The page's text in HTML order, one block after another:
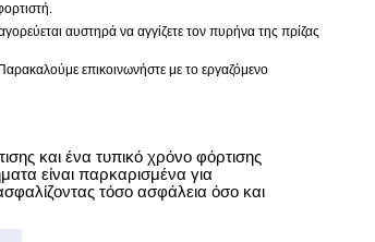
αυστηρά να αγγίζετε τον πυρήνα της πρίζας
επικοινωνήστε με το εργαζόμενο
και ένα τυπικό χρόνο φόρτισης
είναι παρκαρισμένα για
τόσο ασφάλεια όσο και